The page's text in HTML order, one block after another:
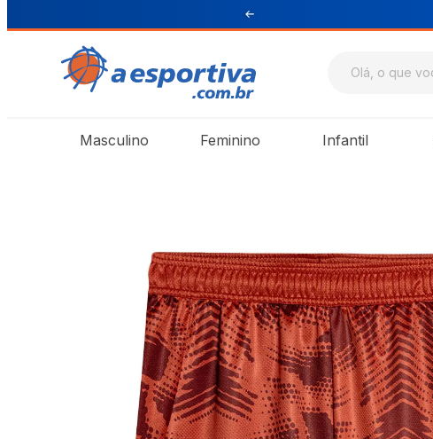
Masculino Feminino Infantil